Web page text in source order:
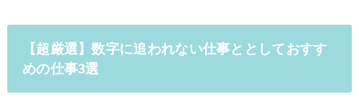
【超厳選】数字に追われない仕事ととしておすす
めの仕事3選